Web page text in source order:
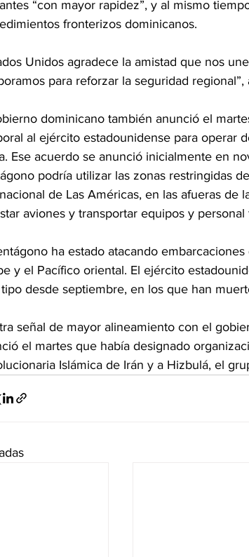
“con mayor rapidez”, y al mismo
fronterizos dominicanos.
Unidos agradece la amistad que nos
para reforzar la seguridad regional”,
dominicano también anunció el
al ejército estadounidense para operar
Ese acuerdo se anunció inicialmente en
podría utilizar las zonas restringidas
de Las Américas, en las afueras de
aviones y transportar equipos y personal
ha estado atacando
y el Pacífico oriental. El ejército
desde septiembre, en los que han
señal de mayor alineamiento con el
el martes que había designado
Islámica de Irán y a Hizbulá, el